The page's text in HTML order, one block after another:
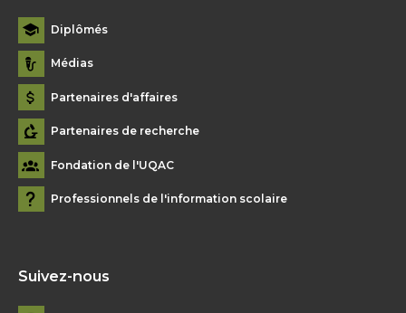
Diplômés
Médias
Partenaires d'affaires
Partenaires de recherche
Fondation de l'UQAC
Professionnels de l'information scolaire
Suivez-nous